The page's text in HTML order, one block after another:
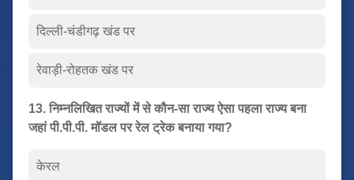
दिल्ली-चंडीगढ़ खंड पर
रेवाड़ी-रोहतक खंड पर
13. निम्नलिखित राज्यों में से कौन-सा राज्य ऐसा पहला राज्य बना
जहां पी.पी.पी. मॉडल पर रेल ट्रेक बनाया गया?
केरल